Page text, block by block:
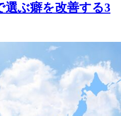
選ぶ癖を改善する3